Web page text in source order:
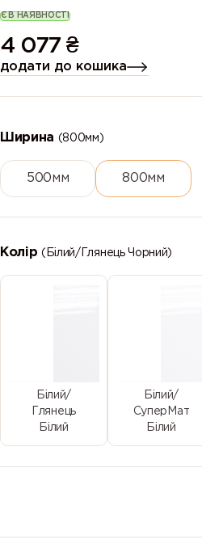
Є В НАЯВНОСТІ
4 077 ₴
додати до кошика
Ширина (800мм)
500мм 800мм
Колір(Білий/Глянець Чорний)
Білий/
Глянець
Білий
Білий/
СуперМат
Білий